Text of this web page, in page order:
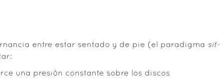
entre estar sentado y de pie (el paradigma sit-
una presión constante sobre los discos